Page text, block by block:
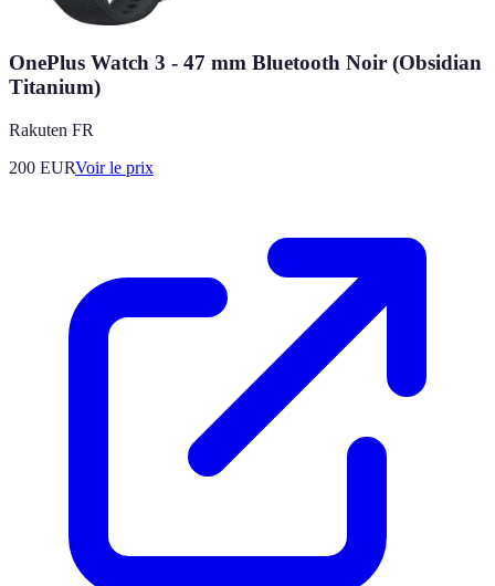
OnePlus Watch 3 - 47 mm Bluetooth Noir (Obsidian
Titanium)
Rakuten FR
200 EURVoir le prix